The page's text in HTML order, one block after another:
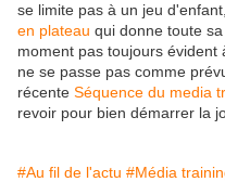
se limite pas à un jeu
en plateau qui donne toute
moment pas toujours évident
ne se passe pas comme
récente Séquence du media
revoir pour bien démarrer la
#Au fil de l'actu #Média